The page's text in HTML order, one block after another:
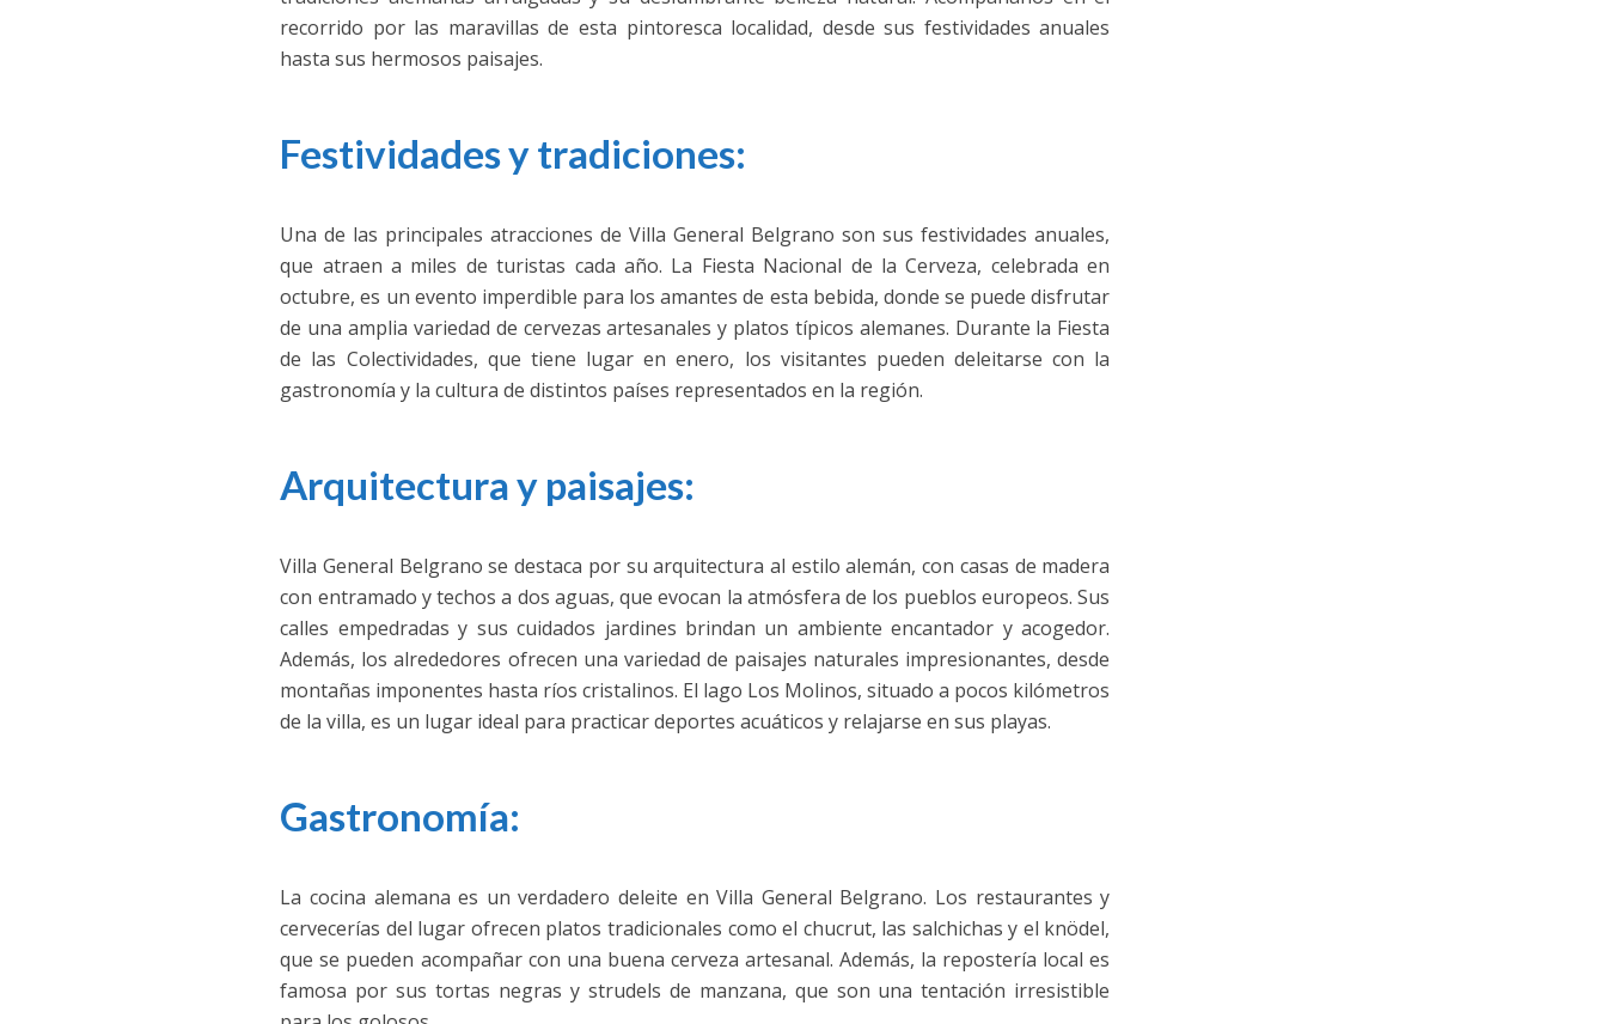
recorrido por las maravillas de esta pintoresca localidad, desde sus festividades anuales
hasta sus hermosos paisajes.
Festividades y tradiciones:
Una de las principales atracciones de Villa General Belgrano son sus festividades anuales,
que atraen a miles de turistas cada año. La Fiesta Nacional de la Cerveza, celebrada en
octubre, es un evento imperdible para los amantes de esta bebida, donde se puede disfrutar
de una amplia variedad de cervezas artesanales y platos típicos alemanes. Durante la Fiesta
de las Colectividades, que tiene lugar en enero, los visitantes pueden deleitarse con la
gastronomía y la cultura de distintos países representados en la región.
Arquitectura y paisajes:
Villa General Belgrano se destaca por su arquitectura al estilo alemán, con casas de madera
con entramado y techos a dos aguas, que evocan la atmósfera de los pueblos europeos. Sus
calles empedradas y sus cuidados jardines brindan un ambiente encantador y acogedor.
Además, los alrededores ofrecen una variedad de paisajes naturales impresionantes, desde
montañas imponentes hasta ríos cristalinos. El lago Los Molinos, situado a pocos kilómetros
de la villa, es un lugar ideal para practicar deportes acuáticos y relajarse en sus playas.
Gastronomía:
La cocina alemana es un verdadero deleite en Villa General Belgrano. Los restaurantes y
cervecerías del lugar ofrecen platos tradicionales como el chucrut, las salchichas y el knödel,
que se pueden acompañar con una buena cerveza artesanal. Además, la repostería local es
famosa por sus tortas negras y strudels de manzana, que son una tentación irresistible